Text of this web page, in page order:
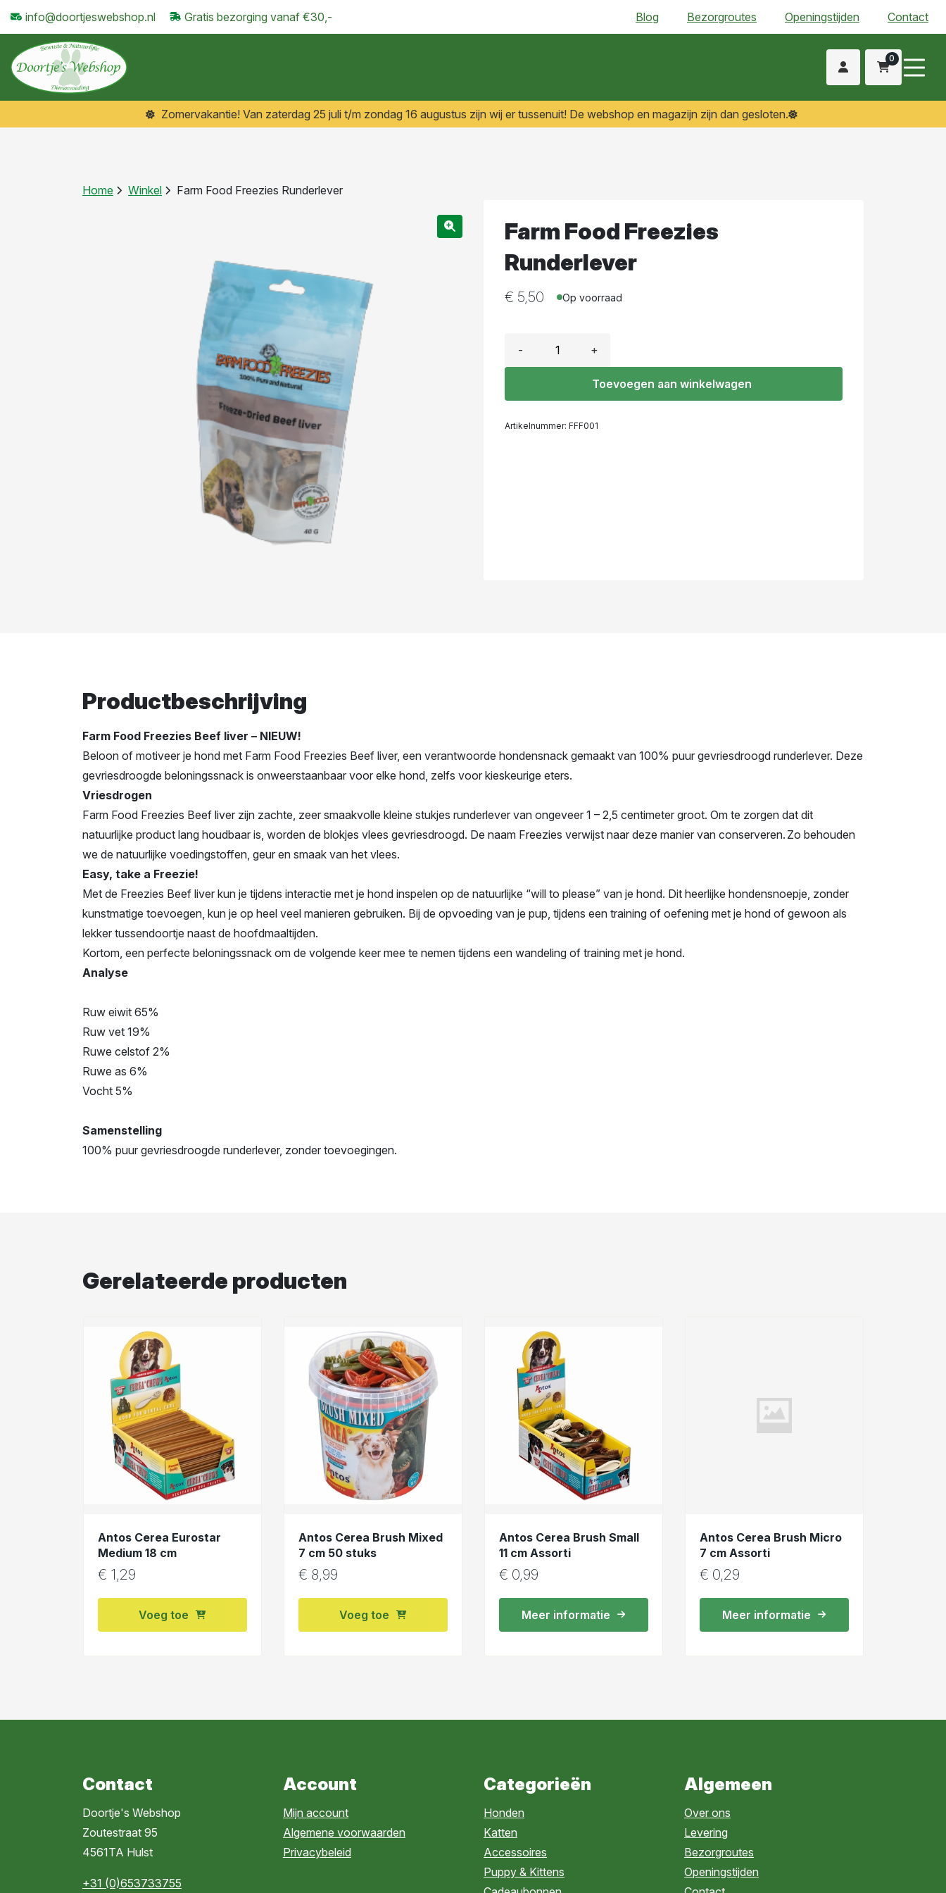
info@doortjeswebshop.nl Gratis bezorging vanaf €30,- Blog Bezorgroutes Openingstijden Contact
0
Zomervakantie! Van zaterdag 25 juli t/m zondag 16 augustus zijn wij er tussenuit! De webshop en magazijn zijn dan gesloten.
Home Winkel Farm Food Freezies Runderlever
Farm Food Freezies
Runderlever
€ 5,50 Op voorraad
- +
Toevoegen aan winkelwagen
Artikelnummer: FFF001
Productbeschrijving
Farm Food Freezies Beef liver – NIEUW!
Beloon of motiveer je hond met Farm Food Freezies Beef liver, een verantwoorde hondensnack gemaakt van 100% puur gevriesdroogd runderlever. Deze
gevriesdroogde beloningssnack is onweerstaanbaar voor elke hond, zelfs voor kieskeurige eters.
Vriesdrogen
Farm Food Freezies Beef liver zijn zachte, zeer smaakvolle kleine stukjes runderlever van ongeveer 1 – 2,5 centimeter groot. Om te zorgen dat dit
natuurlijke product lang houdbaar is, worden de blokjes vlees gevriesdroogd. De naam Freezies verwijst naar deze manier van conserveren. Zo behouden
we de natuurlijke voedingstoffen, geur en smaak van het vlees.
Easy, take a Freezie!
Met de Freezies Beef liver kun je tijdens interactie met je hond inspelen op de natuurlijke “will to please” van je hond. Dit heerlijke hondensnoepje, zonder
kunstmatige toevoegen, kun je op heel veel manieren gebruiken. Bij de opvoeding van je pup, tijdens een training of oefening met je hond of gewoon als
lekker tussendoortje naast de hoofdmaaltijden.
Kortom, een perfecte beloningssnack om de volgende keer mee te nemen tijdens een wandeling of training met je hond.
Analyse
Ruw eiwit 65%
Ruw vet 19%
Ruwe celstof 2%
Ruwe as 6%
Vocht 5%
Samenstelling
100% puur gevriesdroogde runderlever, zonder toevoegingen.
Gerelateerde producten
Antos Cerea Eurostar
Medium 18 cm
€ 1,29
Voeg toe
Antos Cerea Brush Mixed
7 cm 50 stuks
€ 8,99
Voeg toe
Antos Cerea Brush Small
11 cm Assorti
€ 0,99
Meer informatie
Antos Cerea Brush Micro
7 cm Assorti
€ 0,29
Meer informatie
Contact
Doortje's Webshop
Zoutestraat 95
4561TA Hulst
+31 (0)653733755
Account
Mijn account
Algemene voorwaarden
Privacybeleid
Categorieën
Honden
Katten
Accessoires
Puppy & Kittens
Algemeen
Over ons
Levering
Bezorgroutes
Openingstijden